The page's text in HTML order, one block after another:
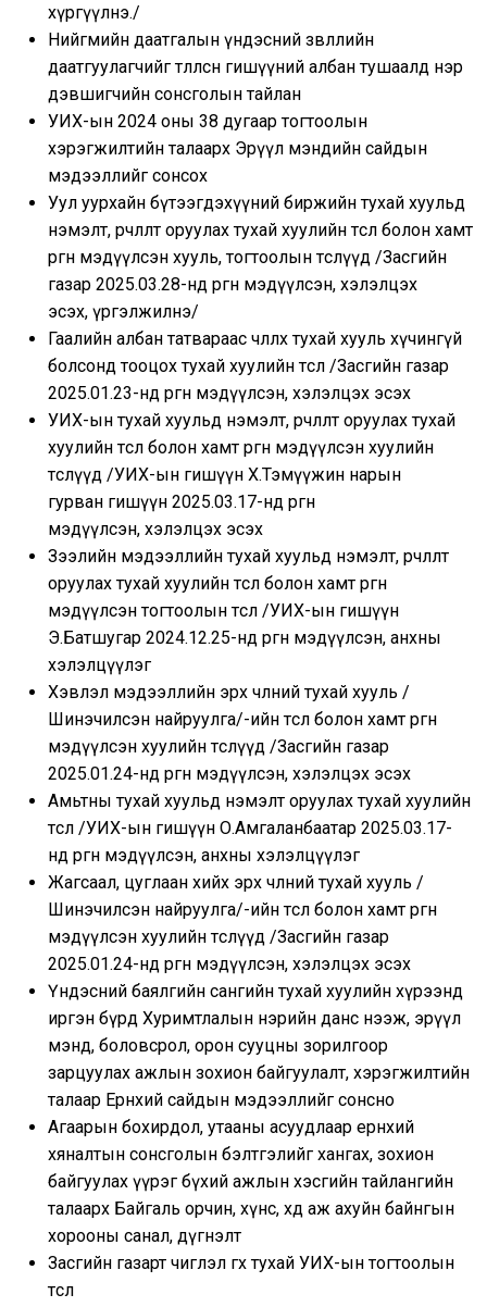
хүргүүлнэ./
Нийгмийн даатгалын үндэсний зөвлөлийн
даатгуулагчийг төлөөлсөн гишүүний албан тушаалд нэр
дэвшигчийн сонсголын тайлан
УИХ-ын 2024 оны 38 дугаар тогтоолын
хэрэгжилтийн талаарх Эрүүл мэндийн сайдын
мэдээллийг сонсох
Уул уурхайн бүтээгдэхүүний биржийн тухай хуульд
нэмэлт, өөрчлөлт оруулах тухай хуулийн төсөл болон хамт
өргөн мэдүүлсэн хууль, тогтоолын төслүүд /Засгийн
газар 2025.03.28-нд өргөн мэдүүлсэн, хэлэлцэх
эсэх, үргэлжилнэ/
Гаалийн албан татвараас чөлөөлөх тухай хууль хүчингүй
болсонд тооцох тухай хуулийн төсөл /Засгийн газар
2025.01.23-нд өргөн мэдүүлсэн, хэлэлцэх эсэх
УИХ-ын тухай хуульд нэмэлт, өөрчлөлт оруулах тухай
хуулийн төсөл болон хамт өргөн мэдүүлсэн хуулийн
төслүүд /УИХ-ын гишүүн Х.Тэмүүжин нарын
гурван гишүүн 2025.03.17-нд өргөн
мэдүүлсэн, хэлэлцэх эсэх
Зээлийн мэдээллийн тухай хуульд нэмэлт, өөрчлөлт
оруулах тухай хуулийн төсөл болон хамт өргөн
мэдүүлсэн тогтоолын төсөл /УИХ-ын гишүүн
Э.Батшугар 2024.12.25-нд өргөн мэдүүлсэн, анхны
хэлэлцүүлэг
Хэвлэл мэдээллийн эрх чөлөөний тухай хууль /
Шинэчилсэн найруулга/-ийн төсөл болон хамт өргөн
мэдүүлсэн хуулийн төслүүд /Засгийн газар
2025.01.24-нд өргөн мэдүүлсэн, хэлэлцэх эсэх
Амьтны тухай хуульд нэмэлт оруулах тухай хуулийн
төсөл /УИХ-ын гишүүн О.Амгаланбаатар 2025.03.17-
нд өргөн мэдүүлсэн, анхны хэлэлцүүлэг
Жагсаал, цуглаан хийх эрх чөлөөний тухай хууль /
Шинэчилсэн найруулга/-ийн төсөл болон хамт өргөн
мэдүүлсэн хуулийн төслүүд /Засгийн газар
2025.01.24-нд өргөн мэдүүлсэн, хэлэлцэх эсэх
Үндэсний баялгийн сангийн тухай хуулийн хүрээнд
иргэн бүрд Хуримтлалын нэрийн данс нээж, эрүүл
мэнд, боловсрол, орон сууцны зорилгоор
зарцуулах ажлын зохион байгуулалт, хэрэгжилтийн
талаар Ерөнхий сайдын мэдээллийг сонсно
Агаарын бохирдол, утааны асуудлаар ерөнхий
хяналтын сонсголын бэлтгэлийг хангах, зохион
байгуулах үүрэг бүхий ажлын хэсгийн тайлангийн
талаарх Байгаль орчин, хүнс, хөдөө аж ахуйн байнгын
хорооны санал, дүгнэлт
Засгийн газарт чиглэл өгөх тухай УИХ-ын тогтоолын
төсөл